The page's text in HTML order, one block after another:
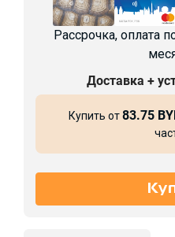
Рассрочка, оплата
Доставка +
Купить от83.75